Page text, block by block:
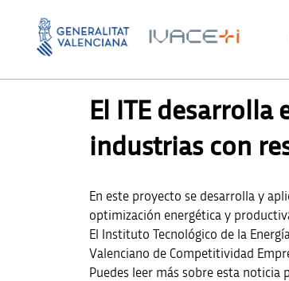
NOTICIAS INNOAGENTS
El ITE
industrias con
En este proyecto se desarrolla y
optimización energética y
El Instituto Tecnológico de la
Valenciano de Competitividad
Puedes leer más sobre esta noticia